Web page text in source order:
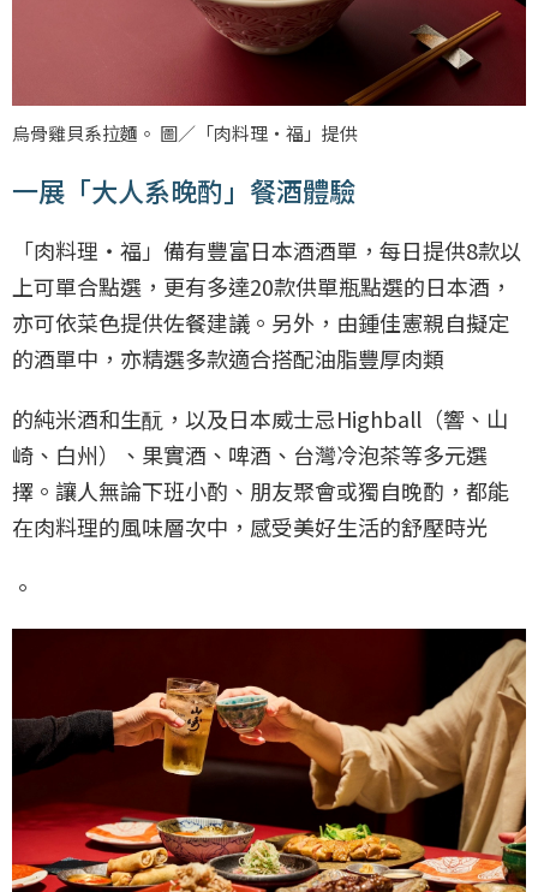
烏骨雞貝系拉麵。 圖／「肉料理‧福」提供
一展「大人系晚酌」餐酒體驗
「肉料理‧福」備有豐富日本酒酒單，每日提供8款以
上可單合點選，更有多達20款供單瓶點選的日本酒，
亦可依菜色提供佐餐建議。另外，由鍾佳憲親自擬定
的酒單中，亦精選多款適合搭配油脂豐厚肉類
的純米酒和生酛，以及日本威士忌Highball（響、山
崎、白州）、果實酒、啤酒、台灣冷泡茶等多元選
擇。讓人無論下班小酌、朋友聚會或獨自晚酌，都能
在肉料理的風味層次中，感受美好生活的舒壓時光
。